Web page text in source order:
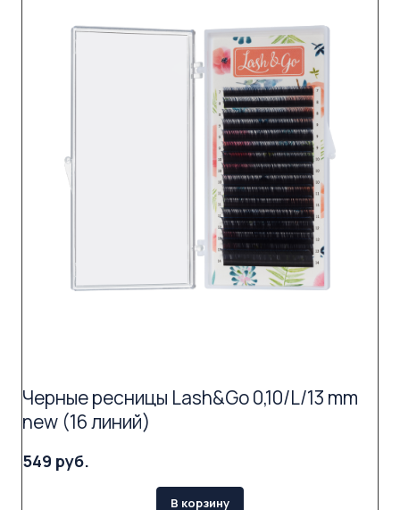
Черные ресницы Lash&Go 0,10/L/13 mm
new (16 линий)
549 руб.
В корзину